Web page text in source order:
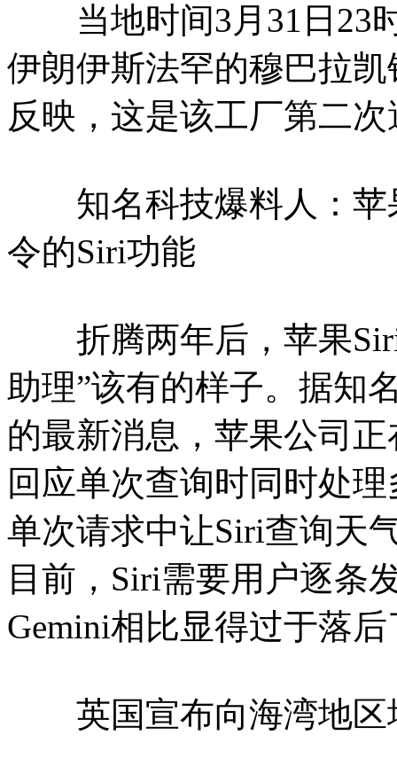
当地时间3月31日23
伊朗伊斯法罕的穆巴拉
反映，这是该工厂第二
知名科技爆料人：苹
令的Siri功能
折腾两年后，苹果Siri
助理”该有的样子。据知
的最新消息，苹果公司
回应单次查询时同时处
单次请求中让Siri查询天
目前，Siri需要用户逐条
Gemini相比显得过于落后
英国宣布向海湾地区